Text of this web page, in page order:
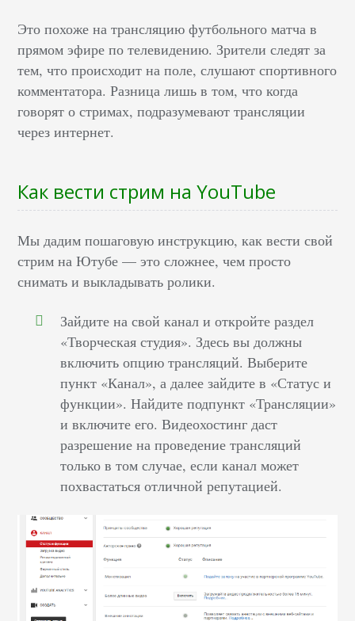
Это похоже на трансляцию футбольного матча в
прямом эфире по телевидению. Зрители следят за
тем, что происходит на поле, слушают спортивного
комментатора. Разница лишь в том, что когда
говорят о стримах, подразумевают трансляции
через интернет.
Как вести стрим на YouTube
Мы дадим пошаговую инструкцию, как вести свой
стрим на Ютубе — это сложнее, чем просто
снимать и выкладывать ролики.
Зайдите на свой канал и откройте раздел
«Творческая студия». Здесь вы должны
включить опцию трансляций. Выберите
пункт «Канал», а далее зайдите в «Статус и
функции». Найдите подпункт «Трансляции»
и включите его. Видеохостинг даст
разрешение на проведение трансляций
только в том случае, если канал может
похвастаться отличной репутацией.